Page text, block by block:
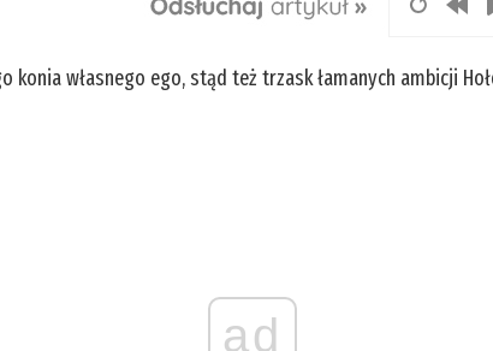
konia własnego ego, stąd też trzask łamanych ambicji
ad